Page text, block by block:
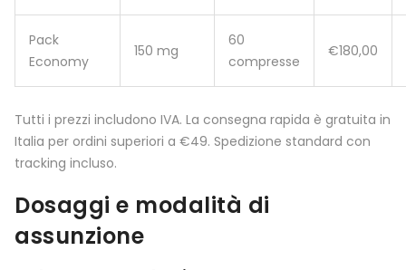
Pack
Economy
150 mg
60
compresse
€180,00
Tutti i prezzi includono IVA. La consegna rapida è gratuita in
Italia per ordini superiori a €49. Spedizione standard con
tracking incluso.
Dosaggi e modalità di
assunzione